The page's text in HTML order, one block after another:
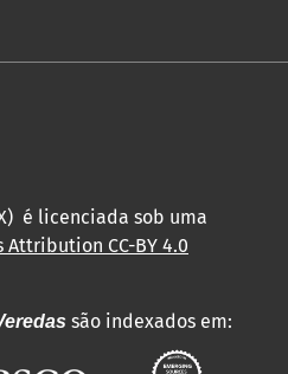
é licenciada sob uma
CC-BY 4.0
são indexados em: